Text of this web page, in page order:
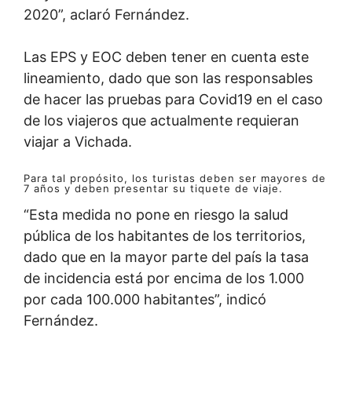
2020”, aclaró Fernández.
Las EPS y EOC deben tener en cuenta este
lineamiento, dado que son las responsables
de hacer las pruebas para Covid19 en el caso
de los viajeros que actualmente requieran
viajar a Vichada.
Para tal propósito, los turistas deben ser mayores de
7 años y deben presentar su tiquete de viaje.
“Esta medida no pone en riesgo la salud
pública de los habitantes de los territorios,
dado que en la mayor parte del país la tasa
de incidencia está por encima de los 1.000
por cada 100.000 habitantes”, indicó
Fernández.